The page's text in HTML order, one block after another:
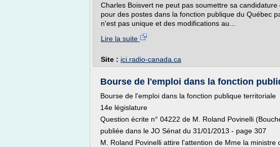
Charles Boisvert ne peut pas soumettre sa
pour des postes dans la fonction publique du Québec
n'est pas unique et des modifications au...
Lire la suite
Site : ici.radio-canada.ca
Bourse de l'emploi dans la fonction
Bourse de l'emploi dans la fonction publique territoriale
14e législature
Question écrite n° 04222 de M. Roland Povinelli
publiée dans le JO Sénat du 31/01/2013 - page 307
M. Roland Povinelli attire l'attention de Mme la ministre